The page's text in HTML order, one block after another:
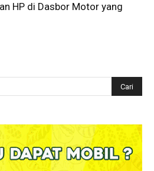
HP di Dasbor Motor yang